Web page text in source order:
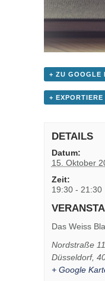
+ ZU GOOGLE
+ EXPORTIERE
DETAILS
Datum:
15. Oktober
Zeit:
19:30 - 21:30
Das Weiss
Nordstraße
Düsseldorf,
+ Google